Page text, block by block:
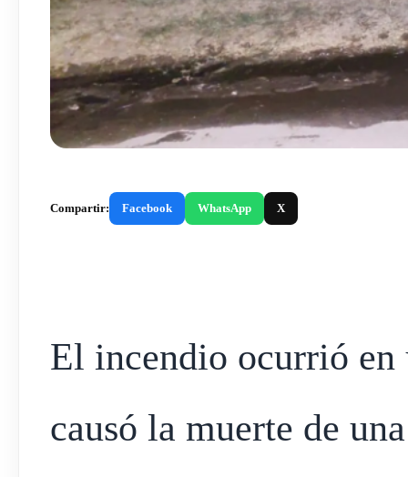
Compartir: Facebook WhatsApp X
El incendio ocurrió en
causó la muerte de